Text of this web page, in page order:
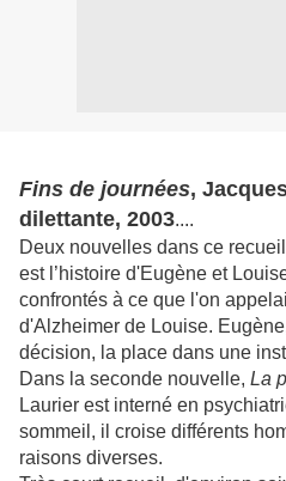
Fins de journées,
dilettante, 2003....
Deux nouvelles dans ce
est l’histoire d'Eugène et
confrontés à ce que l'on
d'Alzheimer de Louise.
décision, la place dans une
Dans la seconde nouvelle, La
Laurier est interné en
sommeil, il croise différents
raisons diverses.